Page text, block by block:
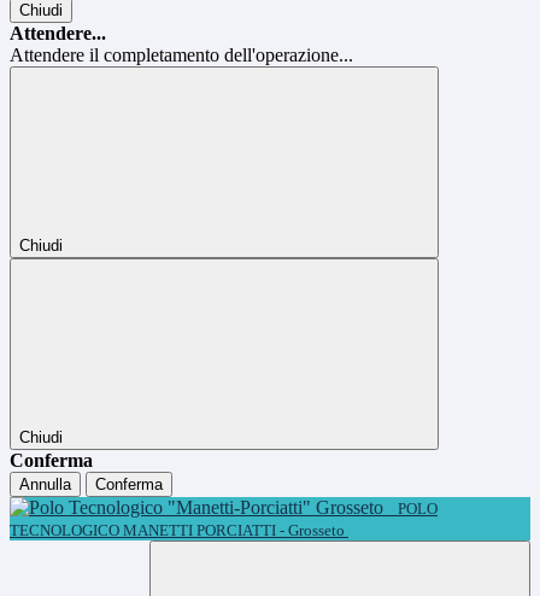
Chiudi
Attendere...
Attendere il completamento dell'operazione...
Chiudi
Chiudi
Conferma
Annulla
Conferma
POLO
TECNOLOGICO MANETTI PORCIATTI - Grosseto